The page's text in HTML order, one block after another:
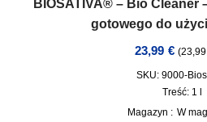
BIOSATIVA® – Bio Cleaner
gotowego do
23,99 € (23,99
SKU: 9000-
Treść: 1 l
Magazyn : W